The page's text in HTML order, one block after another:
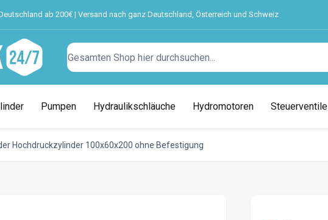
ab 200€ | Versand nach ganz Deutschland, Österreich und Schweiz
Suchen
Pumpen Hydraulikschläuche Hydromotoren Steuerventile
Hochdruckzylinder 100x60x200 ohne Befestigung